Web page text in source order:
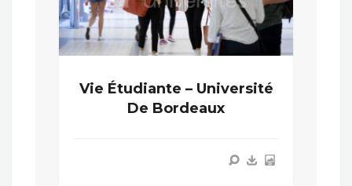
Vie Étudiante – Université
De Bordeaux